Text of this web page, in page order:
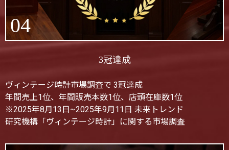
04
3冠達成
ヴィンテージ時計市場調査で 3冠達成
年間売上1位、年間販売本数1位、店頭在庫数1位
※2025年8月13日~2025年9月11日 未来トレンド
研究機構「ヴィンテージ時計」に関する市場調査